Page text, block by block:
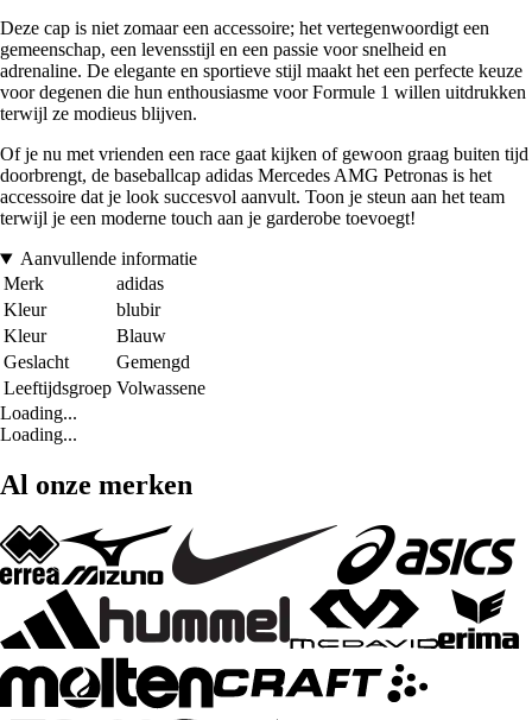
Deze cap is niet zomaar een accessoire; het vertegenwoordigt een
gemeenschap, een levensstijl en een passie voor snelheid en
adrenaline. De elegante en sportieve stijl maakt het een perfecte keuze
voor degenen die hun enthousiasme voor Formule 1 willen uitdrukken
terwijl ze modieus blijven.
Of je nu met vrienden een race gaat kijken of gewoon graag buiten tijd
doorbrengt, de baseballcap adidas Mercedes AMG Petronas is het
accessoire dat je look succesvol aanvult. Toon je steun aan het team
terwijl je een moderne touch aan je garderobe toevoegt!
Aanvullende informatie
Merk
adidas
Kleur
blubir
Kleur
Blauw
Geslacht
Gemengd
Leeftijdsgroep Volwassene
Loading...
Loading...
Al onze merken